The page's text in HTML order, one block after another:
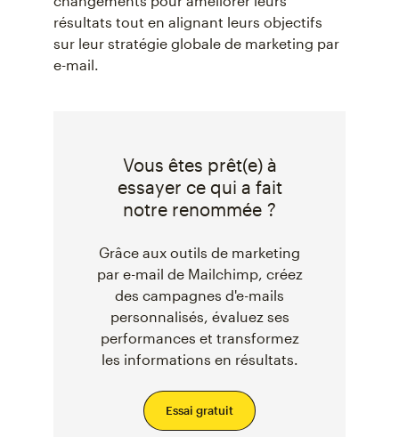
résultats tout en alignant leurs objectifs
sur leur stratégie globale de marketing par
e-mail.
Vous êtes prêt(e) à
essayer ce qui a fait
notre renommée ?
Grâce aux outils de marketing
par e-mail de Mailchimp, créez
des campagnes d'e-mails
personnalisés, évaluez ses
performances et transformez
les informations en résultats.
Essai gratuit